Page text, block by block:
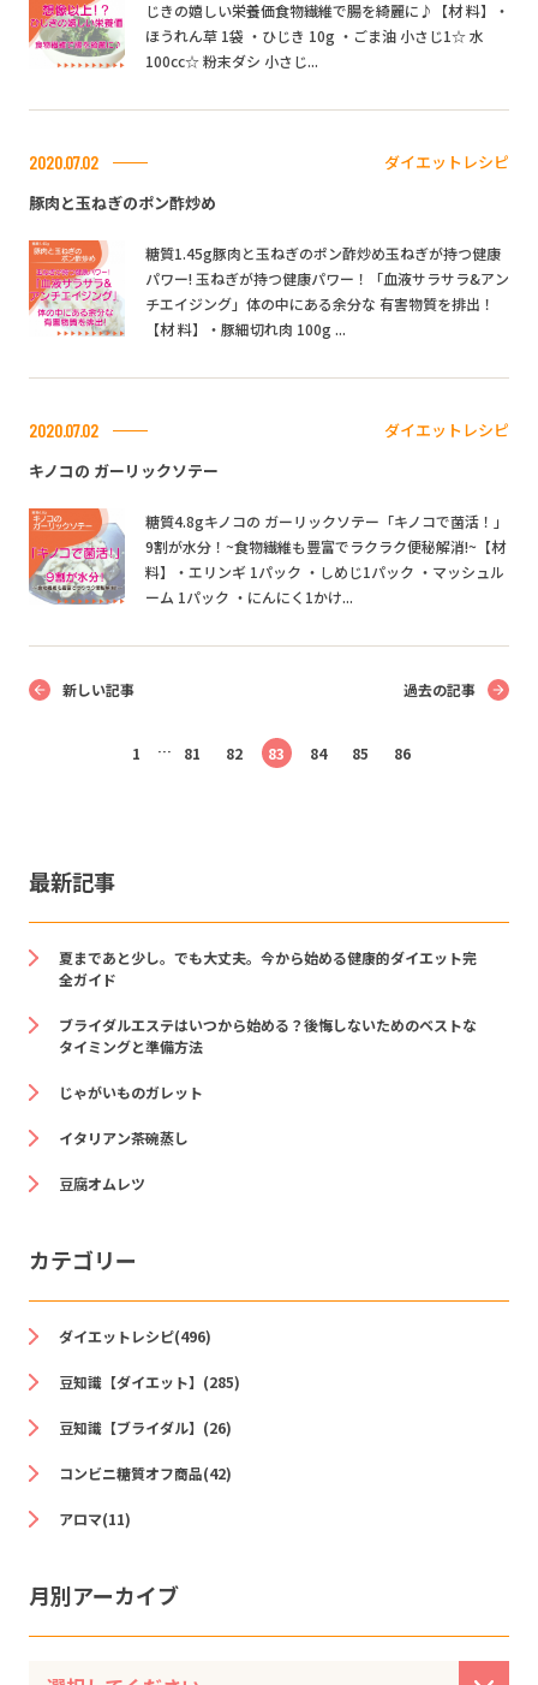
じきの嬉しい栄養価食物繊維で腸を綺麗に♪【材 料】・
ほうれん草 1袋 ・ひじき 10g ・ごま油 小さじ1☆ 水
100cc☆ 粉末ダシ 小さじ...
2020.07.02
ダイエットレシピ
豚肉と玉ねぎのポン酢炒め
糖質1.45g豚肉と玉ねぎのポン酢炒め玉ねぎが持つ健康
パワー! 玉ねぎが持つ健康パワー！「血液サラサラ&アン
チエイジング」体の中にある余分な 有害物質を排出！
【材 料】・豚細切れ肉 100g ...
2020.07.02
ダイエットレシピ
キノコの ガーリックソテー
糖質4.8gキノコの ガーリックソテー「キノコで菌活！」
9割が水分！~食物繊維も豊富でラクラク便秘解消!~【材
料】・エリンギ 1パック ・しめじ1パック ・マッシュル
ーム 1パック ・にんにく1かけ...
新しい記事
1 … 81 82 83 84 85 86
過去の記事
最新記事
夏まであと少し。でも大丈夫。今から始める健康的ダイエット完
全ガイド
ブライダルエステはいつから始める？後悔しないためのベストな
タイミングと準備方法
じゃがいものガレット
イタリアン茶碗蒸し
豆腐オムレツ
カテゴリー
ダイエットレシピ(496)
豆知識【ダイエット】(285)
豆知識【ブライダル】(26)
コンビニ糖質オフ商品(42)
アロマ(11)
月別アーカイブ